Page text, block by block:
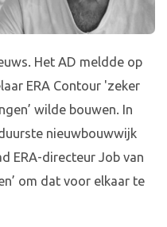
Het AD meldde op
ERA Contour 'zeker
wilde bouwen. In
nieuwbouwwijk
ERA-directeur Job van
om dat voor elkaar te